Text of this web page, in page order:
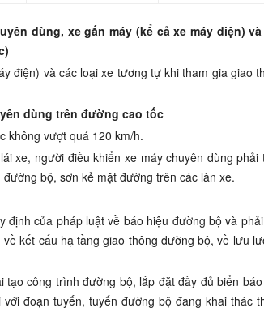
dùng, xe gắn máy (kể cả xe máy điện)
điện) và các loại xe tương tự khitham gia giao th
dùng trên đường cao tốc
không vượt quá 120 km/h.
ái xe, người điều khiển xe máy chuyên dùng phải
đường bộ, sơn kẻ mặt đường trên các làn xe.
y định của pháp luật về báo hiệu đường bộ và
về kết cấu hạ tầng giao thông đường bộ, về lưu
i tạo công trình đường bộ, lắp đặt đầy đủ biển bá
với đoạn tuyến, tuyến đường bộ đang khai thác